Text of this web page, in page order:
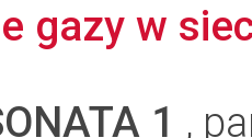
gazy w
1 ,